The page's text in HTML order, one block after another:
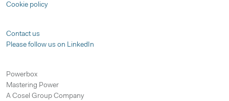
Cookie policy
Contact us
Please follow us on LinkedIn
Powerbox
Mastering Power
A Cosel Group Company